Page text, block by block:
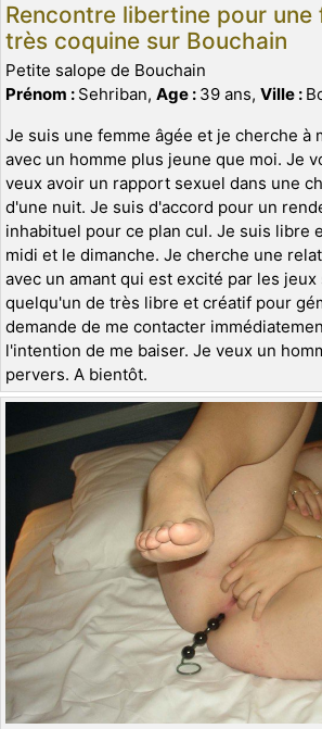
Rencontre libertine pour une
très coquine sur Bouchain
Petite salope de Bouchain
Prénom : Sehriban, Age : 39 ans, Ville :
Je suis une femme âgée et je cherche à
avec un homme plus jeune que moi. Je
veux avoir un rapport sexuel dans une
d'une nuit. Je suis d'accord pour un
inhabituel pour ce plan cul. Je suis libre
midi et le dimanche. Je cherche une
avec un amant qui est excité par les
quelqu'un de très libre et créatif pour
demande de me contacter
l'intention de me baiser. Je veux un
pervers. A bientôt.